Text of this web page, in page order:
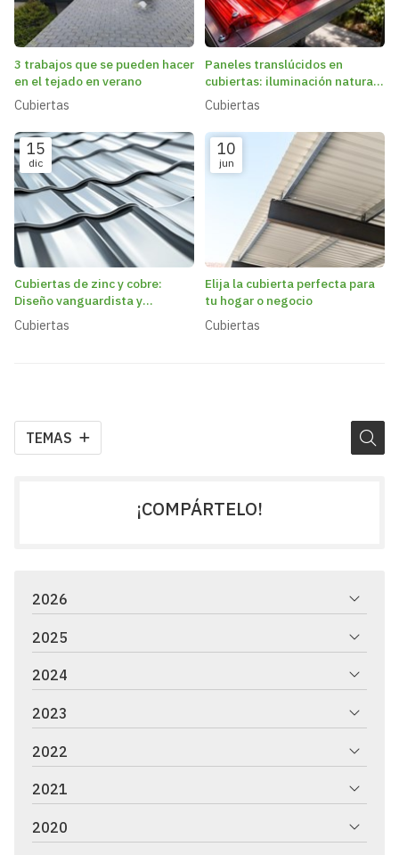
TEMAS
3 trabajos que se pueden hacer
en el tejado en verano
Cubiertas
Paneles translúcidos en
cubiertas: iluminación natural
y ahorro energético
Cubiertas
15
dic
Cubiertas de zinc y cobre:
Diseño vanguardista y
resistencia a la corrosión
Cubiertas
10
jun
Elija la cubierta perfecta para
tu hogar o negocio
Cubiertas
¡COMPÁRTELO!
2026
2025
2024
2023
2022
2021
2020